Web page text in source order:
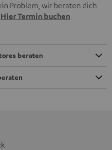
Problem, wir beraten dich
Hier Termin buchen
beraten